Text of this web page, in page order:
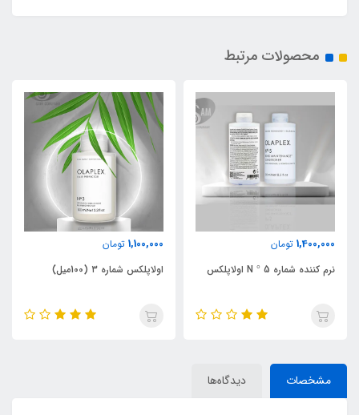
محصولات مرتبط
1,400,000 تومان
نرم کننده شماره N ° 5 اولاپلکس
1,100,000 تومان
اولاپلکس شماره ۳ (100میل)
مشخصات دیدگاه‌ها